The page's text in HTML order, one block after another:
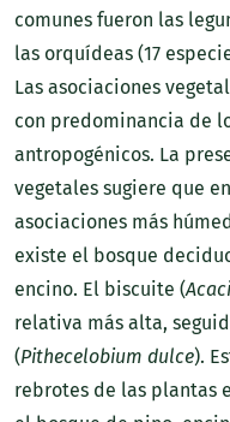
comunes fueron las
las orquídeas (17
Las asociaciones
con predominancia de
antropogénicos. La
vegetales sugiere que
asociaciones más
existe el bosque
encino. El biscuite (
relativa más alta,
(Pithecelobium dulce).
rebrotes de las plantas